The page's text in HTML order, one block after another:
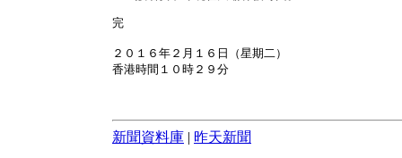
完
２０１６年２月１６日（星期二）
香港時間１０時２９分
新聞資料庫 | 昨天新聞